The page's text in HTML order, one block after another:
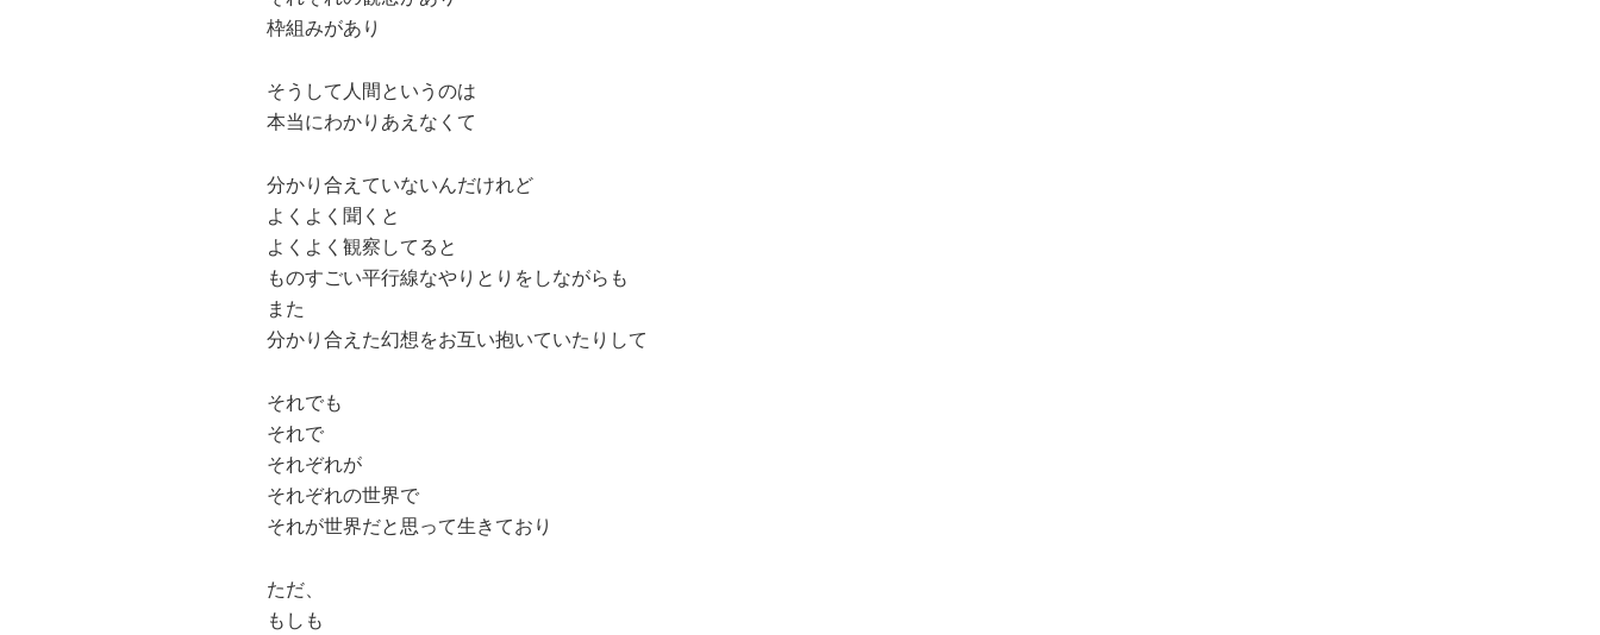
枠組みがあり
そうして人間というのは
本当にわかりあえなくて
分かり合えていないんだけれど
よくよく聞くと
よくよく観察してると
ものすごい平行線なやりとりをしながらも
また
分かり合えた幻想をお互い抱いていたりして
それでも
それで
それぞれが
それぞれの世界で
それが世界だと思って生きており
ただ、
もしも